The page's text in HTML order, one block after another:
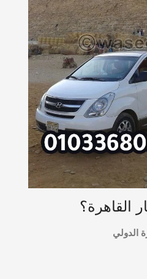
القاهرة؟
الدولي